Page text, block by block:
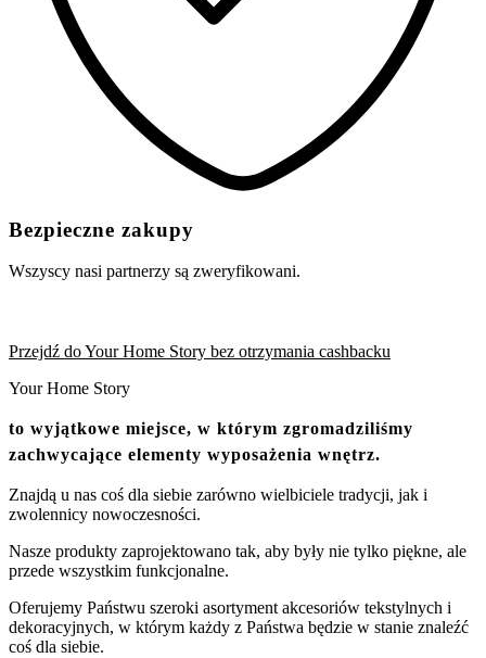
Bezpieczne zakupy
Wszyscy nasi partnerzy są zweryfikowani.
Przejdź do Your Home Story bez otrzymania cashbacku
Your Home Story
to wyjątkowe miejsce, w którym zgromadziliśmy
zachwycające elementy wyposażenia wnętrz.
Znajdą u nas coś dla siebie zarówno wielbiciele tradycji, jak i
zwolennicy nowoczesności.
Nasze produkty zaprojektowano tak, aby były nie tylko piękne, ale
przede wszystkim funkcjonalne.
Oferujemy Państwu szeroki asortyment akcesoriów tekstylnych i
dekoracyjnych, w którym każdy z Państwa będzie w stanie znaleźć
coś dla siebie.